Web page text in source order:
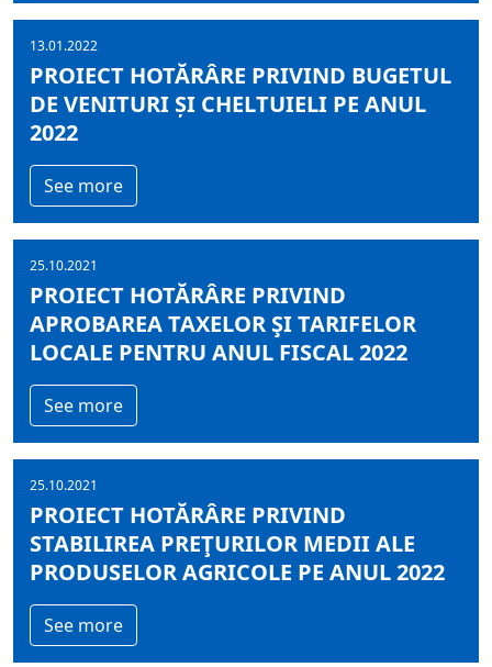
13.01.2022
PROIECT HOTĂRÂRE PRIVIND BUGETUL
DE VENITURI ȘI CHELTUIELI PE ANUL
2022
See more
25.10.2021
PROIECT HOTĂRÂRE PRIVIND
APROBAREA TAXELOR ŞI TARIFELOR
LOCALE PENTRU ANUL FISCAL 2022
See more
25.10.2021
PROIECT HOTĂRÂRE PRIVIND
STABILIREA PREŢURILOR MEDII ALE
PRODUSELOR AGRICOLE PE ANUL 2022
See more